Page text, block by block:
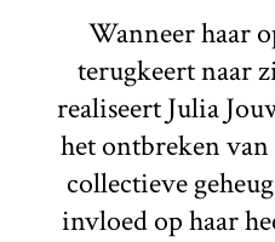
Wanneer haar
terugkeert naar
realiseert Julia
het ontbreken
collectieve
invloed op haar